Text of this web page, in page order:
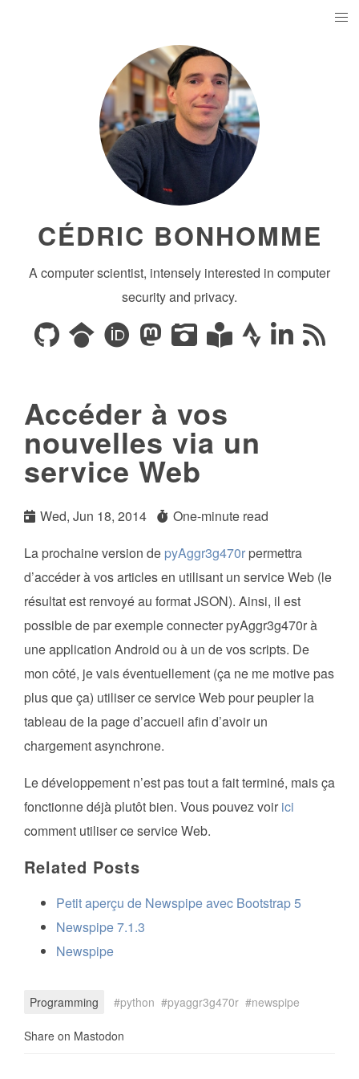
CÉDRIC BONHOMME
A computer scientist, intensely interested in computer
security and privacy.
Accéder à vos
nouvelles via un
service Web
Wed, Jun 18, 2014
One-minute read
La prochaine version de pyAggr3g470r permettra
d’accéder à vos articles en utilisant un service Web (le
résultat est renvoyé au format JSON). Ainsi, il est
possible de par exemple connecter pyAggr3g470r à
une application Android ou à un de vos scripts. De
mon côté, je vais éventuellement (ça ne me motive pas
plus que ça) utiliser ce service Web pour peupler la
tableau de la page d’accueil afin d’avoir un
chargement asynchrone.
Le développement n’est pas tout a fait terminé, mais ça
fonctionne déjà plutôt bien. Vous pouvez voir ici
comment utiliser ce service Web.
Related Posts
Petit aperçu de Newspipe avec Bootstrap 5
Newspipe 7.1.3
Newspipe
Programming python pyaggr3g470r newspipe
Share on Mastodon